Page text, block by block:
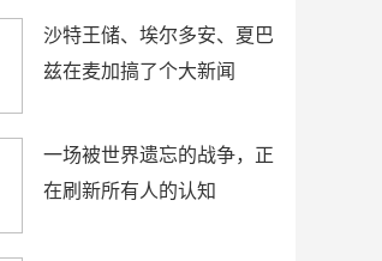
沙特王储、埃尔多安、夏巴
兹在麦加搞了个大新闻
一场被世界遗忘的战争，正
在刷新所有人的认知